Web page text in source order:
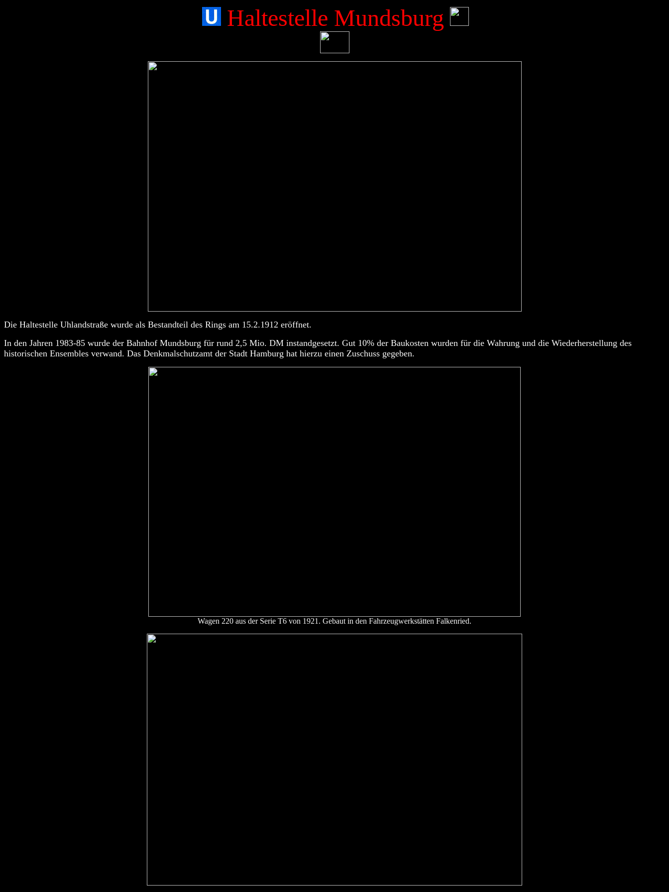
Haltestelle Mundsburg
Die Haltestelle Uhlandstraße wurde als Bestandteil des Rings am 15.2.1912 eröffnet.
In den Jahren 1983-85 wurde der Bahnhof Mundsburg für rund 2,5 Mio. DM instandgesetzt. Gut 10% der Baukosten wurden für die Wahrung und die Wiederherstellung des
historischen Ensembles verwand. Das Denkmalschutzamt der Stadt Hamburg hat hierzu einen Zuschuss gegeben.
Wagen 220 aus der Serie T6 von 1921. Gebaut in den Fahrzeugwerkstätten Falkenried.